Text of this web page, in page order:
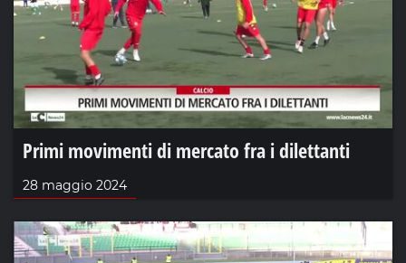
Primi movimenti di mercato fra i dilettanti
28 maggio 2024